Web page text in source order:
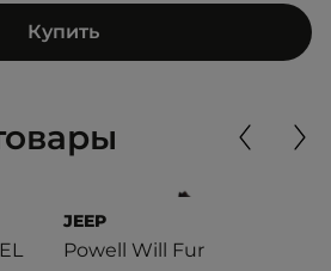
Купить
JEEP
Powell Will Fur